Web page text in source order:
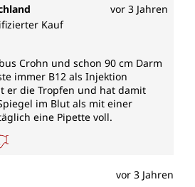
vor 3 Jahren
von 5 von 5 Sternen
Kauf
Crohn und schon 90 cm Darm
immer B12 als Injektion
er die Tropfen und hat damit
im Blut als mit einer
eine Pipette voll.
vor 3 Jahren